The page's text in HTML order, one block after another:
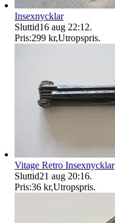
Insexnycklar
Sluttid16 aug 22:12.
Pris:299 kr,Utropspris.
Vitage Retro Insexnycklar
Sluttid21 aug 20:16.
Pris:36 kr,Utropspris.